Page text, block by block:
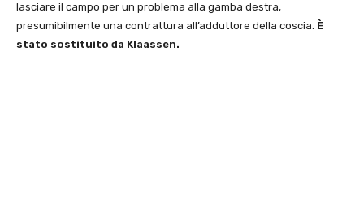
lasciare il campo per un problema alla gamba destra,
presumibilmente una contrattura all’adduttore della coscia. È
stato sostituito da Klaassen.